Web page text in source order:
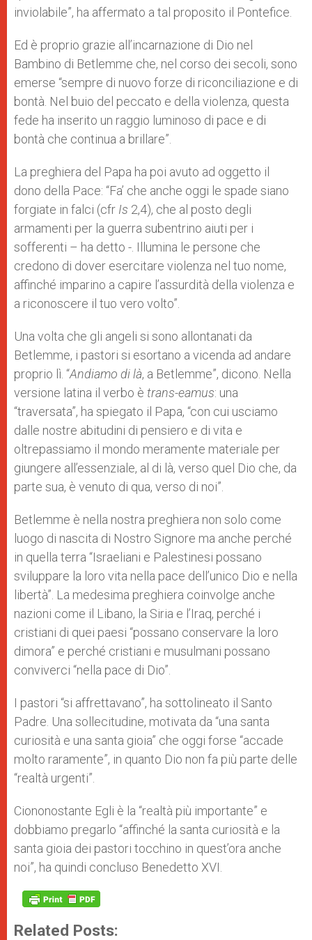
inviolabile”, ha affermato a tal proposito il Pontefice.
Ed è proprio grazie all’incarnazione di Dio nel
Bambino di Betlemme che, nel corso dei secoli, sono
emerse “sempre di nuovo forze di riconciliazione e di
bontà. Nel buio del peccato e della violenza, questa
fede ha inserito un raggio luminoso di pace e di
bontà che continua a brillare”.
La preghiera del Papa ha poi avuto ad oggetto il
dono della Pace: “Fa’ che anche oggi le spade siano
forgiate in falci (cfr Is 2,4), che al posto degli
armamenti per la guerra subentrino aiuti per i
sofferenti – ha detto -. Illumina le persone che
credono di dover esercitare violenza nel tuo nome,
affinché imparino a capire l’assurdità della violenza e
a riconoscere il tuo vero volto”.
Una volta che gli angeli si sono allontanati da
Betlemme, i pastori si esortano a vicenda ad andare
proprio lì. “Andiamo di là, a Betlemme”, dicono. Nella
versione latina il verbo è trans-eamus: una
“traversata”, ha spiegato il Papa, “con cui usciamo
dalle nostre abitudini di pensiero e di vita e
oltrepassiamo il mondo meramente materiale per
giungere all’essenziale, al di là, verso quel Dio che, da
parte sua, è venuto di qua, verso di noi”.
Betlemme è nella nostra preghiera non solo come
luogo di nascita di Nostro Signore ma anche perché
in quella terra “Israeliani e Palestinesi possano
sviluppare la loro vita nella pace dell’unico Dio e nella
libertà”. La medesima preghiera coinvolge anche
nazioni come il Libano, la Siria e l’Iraq, perché i
cristiani di quei paesi “possano conservare la loro
dimora” e perché cristiani e musulmani possano
conviverci “nella pace di Dio”.
I pastori “si affrettavano”, ha sottolineato il Santo
Padre. Una sollecitudine, motivata da “una santa
curiosità e una santa gioia” che oggi forse “accade
molto raramente”, in quanto Dio non fa più parte delle
“realtà urgenti”.
Ciononostante Egli è la “realtà più importante” e
dobbiamo pregarlo “affinché la santa curiosità e la
santa gioia dei pastori tocchino in quest’ora anche
noi”, ha quindi concluso Benedetto XVI.
Related Posts: